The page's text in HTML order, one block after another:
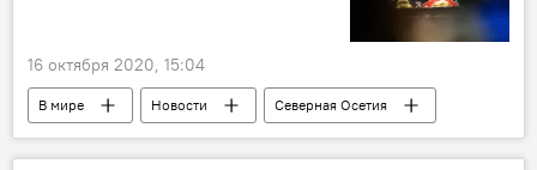
16 октября 2020, 15:04
В мире Новости
Северная Осетия
Южная Осетия
Спорт